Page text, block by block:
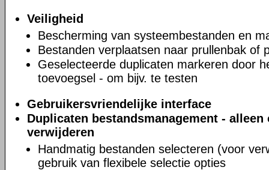
Veiligheid
Bescherming van systeembestanden en
Bestanden verplaatsen naar prullenbak of
Geselecteerde duplicaten markeren door
toevoegsel - om bijv. te testen
Gebruikersvriendelijke interface
Duplicaten bestandsmanagement -
verwijderen
Handmatig bestanden selecteren (voor
gebruik van flexibele selectie opties